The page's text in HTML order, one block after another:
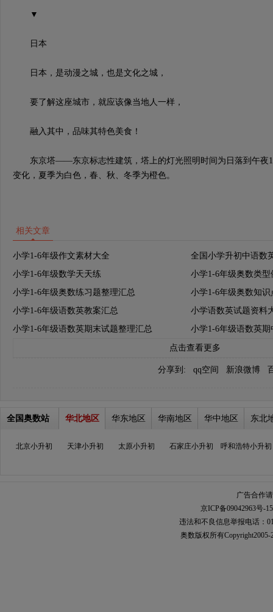
▼
日本
日本，是动漫之城，也是文化之城，
要了解这座城市，就应该像当地人一样，
融入其中，品味其特色美食！
东京塔——东京标志性建筑，塔上的灯光照明时间为日落到午夜
变化，夏季为白色，春、秋、冬季为橙色。
相关文章
小学1-6年级作文素材大全
全国小学升初中语数
小学1-6年级数学天天练
小学1-6年级奥数类
小学1-6年级奥数练习题整理汇总
小学1-6年级奥数知识
小学1-6年级语数英教案汇总
小学语数英试题资料
小学1-6年级语数英期末试题整理汇总
小学1-6年级语数英
点击查看更多
分享到: qq空间 新浪微博
全国奥数站 华北地区 华东地区 华南地区 华中地区 东北
北京小升初 天津小升初 太原小升初 石家庄小升初 呼和浩特小升初
广告合作
京ICP备09042963号-15
违法和不良信息举报电话：
奥数 版权所有Copyright2005-